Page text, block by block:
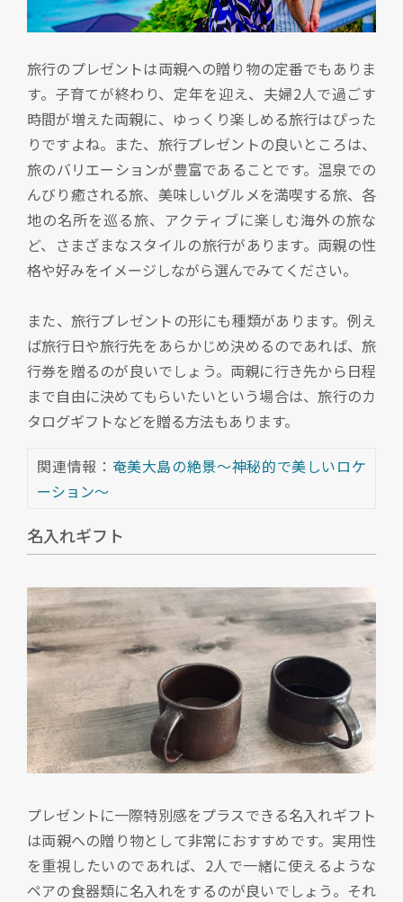
旅行のプレゼントは両親への贈り物の定番でもありま
す。子育てが終わり、定年を迎え、夫婦2人で過ごす
時間が増えた両親に、ゆっくり楽しめる旅行はぴった
りですよね。また、旅行プレゼントの良いところは、
旅のバリエーションが豊富であることです。温泉での
んびり癒される旅、美味しいグルメを満喫する旅、各
地の名所を巡る旅、アクティブに楽しむ海外の旅な
ど、さまざまなスタイルの旅行があります。両親の性
格や好みをイメージしながら選んでみてください。
また、旅行プレゼントの形にも種類があります。例え
ば旅行日や旅行先をあらかじめ決めるのであれば、旅
行券を贈るのが良いでしょう。両親に行き先から日程
まで自由に決めてもらいたいという場合は、旅行のカ
タログギフトなどを贈る方法もあります。
関連情報： 奄美大島の絶景～神秘的で美しいロケ
ーション～
名入れギフト
プレゼントに一際特別感をプラスできる名入れギフト
は両親への贈り物として非常におすすめです。実用性
を重視したいのであれば、2人で一緒に使えるような
ペアの食器類に名入れをするのが良いでしょう。それ